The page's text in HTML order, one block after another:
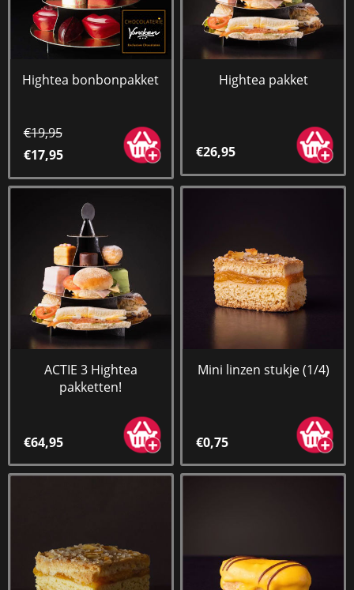
Hightea bonbonpakket
€19,95
€17,95
Hightea pakket
€26,95
ACTIE 3 Hightea
pakketten!
€64,95
Mini linzen stukje (1/4)
€0,75